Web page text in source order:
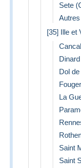
Sete
[35] Ille et
Dinard
Dol
La
Saint
Saint